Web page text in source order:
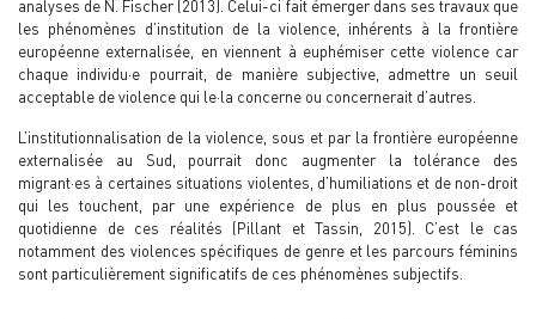
analyses de N. Fischer (2013). Celui-ci fait émerger dans ses travaux que
les phénomènes d’institution de la violence, inhérents à la frontière
européenne externalisée, en viennent à euphémiser cette violence car
chaque individu·e pourrait, de manière subjective, admettre un seuil
acceptable de violence qui le·la concerne ou concernerait d’autres.
L’institutionnalisation de la violence, sous et par la frontière européenne
externalisée au Sud, pourrait donc augmenter la tolérance des
migrant·es à certaines situations violentes, d’humiliations et de non-droit
qui les touchent, par une expérience de plus en plus poussée et
quotidienne de ces réalités (Pillant et Tassin, 2015). C’est le cas
notamment des violences spécifiques de genre et les parcours féminins
sont particulièrement significatifs de ces phénomènes subjectifs.